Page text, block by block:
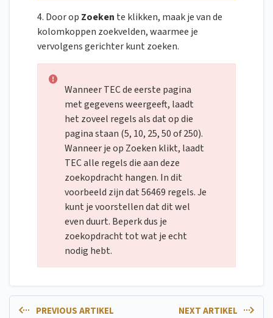
4. Door op Zoeken te klikken, maak je van de
kolomkoppen zoekvelden, waarmee je
vervolgens gerichter kunt zoeken.
Wanneer TEC de eerste pagina
met gegevens weergeeft, laadt
het zoveel regels als dat op die
pagina staan (5, 10, 25, 50 of 250).
Wanneer je op Zoeken klikt, laadt
TEC alle regels die aan deze
zoekopdracht hangen. In dit
voorbeeld zijn dat 56469 regels. Je
kunt je voorstellen dat dit wel
even duurt. Beperk dus je
zoekopdracht tot wat je echt
nodig hebt.
PREVIOUS ARTIKEL NEXT ARTIKEL